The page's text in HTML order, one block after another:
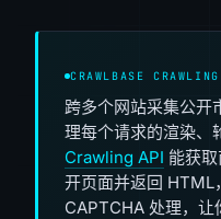
CRAWLBASE
跨多个网站采集公开
理每个请求的渲染、
Crawling API 能获
开页面并返回 HTML
CAPTCHA 处理，